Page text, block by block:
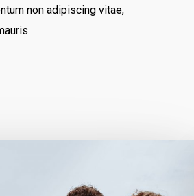
non adipiscing vitae,